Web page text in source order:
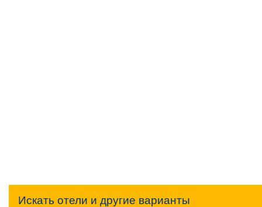
Искать отели и другие варианты